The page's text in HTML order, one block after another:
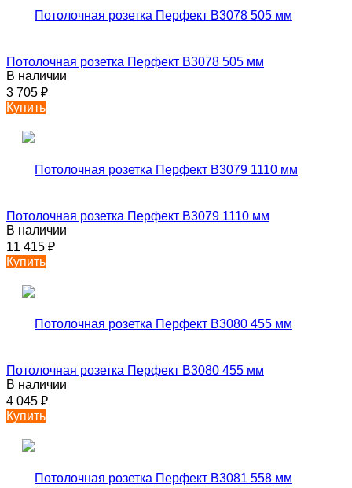
Потолочная розетка Перфект B3078 505 мм
В наличии
3 705 ₽
Купить
Потолочная розетка Перфект B3079 1110 мм
В наличии
11 415 ₽
Купить
Потолочная розетка Перфект B3080 455 мм
В наличии
4 045 ₽
Купить